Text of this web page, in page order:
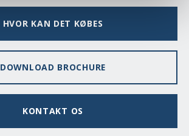
HVOR KAN DET KØBES
DOWNLOAD BROCHURE
KONTAKT OS